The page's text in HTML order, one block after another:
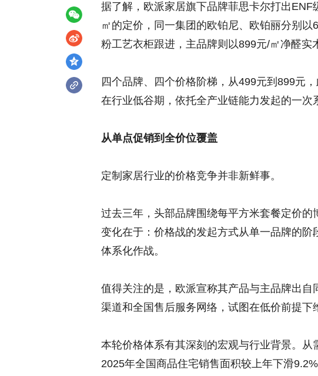
据了解，欧派家居旗下品牌菲思卡尔打出
㎡的定价，同一集团的欧铂尼、欧铂丽分别
粉工艺衣柜跟进，主品牌则以899元/㎡净醛实
四个品牌、四个价格阶梯，从499元到899元
在行业低谷期，依托全产业链能力发起的一次
从单点促销到全价位覆盖
定制家居行业的价格竞争并非新鲜事。
过去三年，头部品牌围绕每平方米套餐定价
变化在于：价格战的发起方式从单一品牌的
体系化作战。
值得关注的是，欧派宣称其产品与主品牌出
渠道和全国售后服务网络，试图在低价前提下
本轮价格体系有其深刻的宏观与行业背景。从
2025年全国商品住宅销售面积较上年下滑